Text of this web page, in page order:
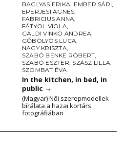
BAGLYAS ERIKA, EMBER SÁRI,
EPERJESI ÁGNES,
FABRICIUS ANNA,
FÁTYOL VIOLA,
GÁLDI VINKÓ ANDREA,
GŐBÖLYÖS LUCA,
NAGY KRISZTA,
SZABÓ BENKE RÓBERT,
SZABÓ ESZTER, SZÁSZ LILLA,
SZOMBAT ÉVA
In the kitchen, in bed, in
public →
(Magyar) Női szerepmodellek
bírálata a hazai kortárs
fotográfiában